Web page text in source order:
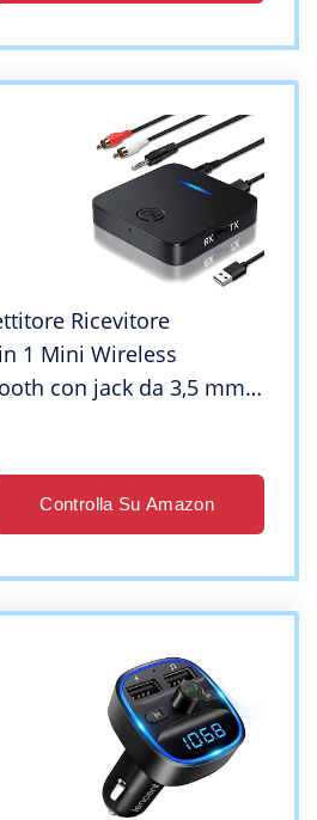
Ricevitore
1 Mini Wireless
con jack da 3,5 mm e
in Standby, Uscita
Controlla Su Amazon